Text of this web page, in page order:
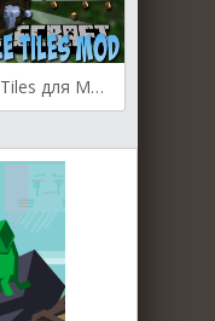
LittleTiles для Майнкрафт [1.20.1, 1.19.4]